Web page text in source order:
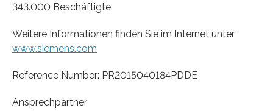
343.000 Beschäftigte.
Weitere Informationen finden Sie im Internet unter
www.siemens.com
Reference Number: PR2015040184PDDE
Ansprechpartner